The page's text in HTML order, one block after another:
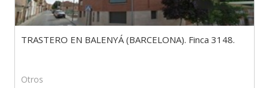
TRASTERO EN BALENYÁ (BARCELONA). Finca 3148.
Otros